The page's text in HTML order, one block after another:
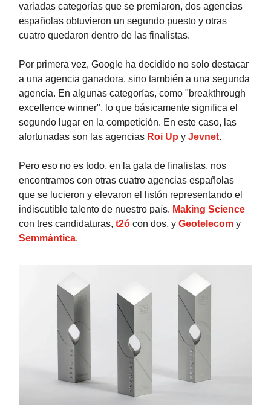
variadas categorías que se premiaron, dos agencias
españolas obtuvieron un segundo puesto y otras
cuatro quedaron dentro de las finalistas.
Por primera vez, Google ha decidido no solo destacar
a una agencia ganadora, sino también a una segunda
agencia. En algunas categorías, como "breakthrough
excellence winner", lo que básicamente significa el
segundo lugar en la competición. En este caso, las
afortunadas son las agencias Roi Up y Jevnet.
Pero eso no es todo, en la gala de finalistas, nos
encontramos con otras cuatro agencias españolas
que se lucieron y elevaron el listón representando el
indiscutible talento de nuestro país. Making Science
con tres candidaturas, t2ó con dos, y Geotelecom y
Semmántica.